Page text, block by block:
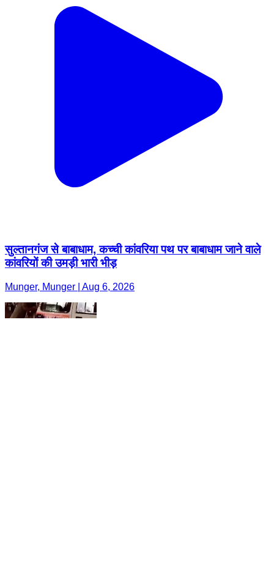
सुल्तानगंज से बाबाधाम, कच्ची कांवरिया पथ पर बाबाधाम जाने वाले
कांवरियों की उमड़ी भारी भीड़
Munger, Munger | Aug 6, 2026